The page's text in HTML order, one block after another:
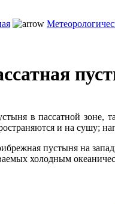
в пассатной зоне,
и на сушу;
пустыня на
холодным